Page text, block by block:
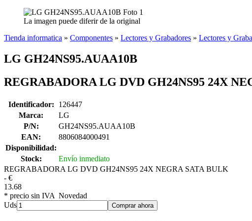
La imagen puede diferir de la original
Tienda informatica » Componentes » Lectores y Grabadores » Lectores y
LG GH24NS95.AUAA10B
REGRABADORA LG DVD GH24NS95 24X
Identificador:
126447
Marca:
LG
P/N:
GH24NS95.AUAA10B
EAN:
8806084000491
Disponibilidad:
Stock:
Envío inmediato
REGRABADORA LG DVD GH24NS95 24X NEGRA SATA BULK
- €
13.68
* precio sin IVA Novedad
Uds
Comprar ahora